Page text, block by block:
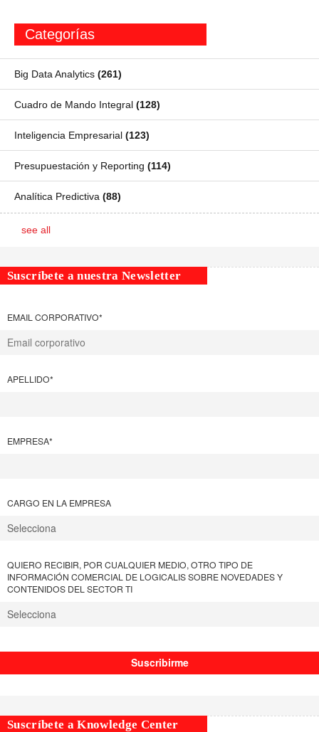
Categorías
Big Data Analytics (261)
Cuadro de Mando Integral (128)
Inteligencia Empresarial (123)
Presupuestación y Reporting (114)
Analítica Predictiva (88)
see all
Suscríbete a nuestra Newsletter
EMAIL CORPORATIVO*
APELLIDO*
EMPRESA*
CARGO EN LA EMPRESA
QUIERO RECIBIR, POR CUALQUIER MEDIO, OTRO TIPO DE
INFORMACIÓN COMERCIAL DE LOGICALIS SOBRE NOVEDADES Y
CONTENIDOS DEL SECTOR TI
Suscríbete a Knowledge Center